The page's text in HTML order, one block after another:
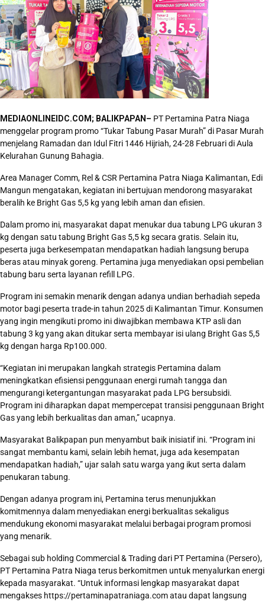
MEDIAONLINEIDC.COM; BALIKPAPAN– PT Pertamina Patra Niaga
menggelar program promo “Tukar Tabung Pasar Murah” di Pasar Murah
menjelang Ramadan dan Idul Fitri 1446 Hijriah, 24-28 Februari di Aula
Kelurahan Gunung Bahagia.
Area Manager Comm, Rel & CSR Pertamina Patra Niaga Kalimantan, Edi
Mangun mengatakan, kegiatan ini bertujuan mendorong masyarakat
beralih ke Bright Gas 5,5 kg yang lebih aman dan efisien.
Dalam promo ini, masyarakat dapat menukar dua tabung LPG ukuran 3
kg dengan satu tabung Bright Gas 5,5 kg secara gratis. Selain itu,
peserta juga berkesempatan mendapatkan hadiah langsung berupa
beras atau minyak goreng. Pertamina juga menyediakan opsi pembelian
tabung baru serta layanan refill LPG.
Program ini semakin menarik dengan adanya undian berhadiah sepeda
motor bagi peserta trade-in tahun 2025 di Kalimantan Timur. Konsumen
yang ingin mengikuti promo ini diwajibkan membawa KTP asli dan
tabung 3 kg yang akan ditukar serta membayar isi ulang Bright Gas 5,5
kg dengan harga Rp100.000.
“Kegiatan ini merupakan langkah strategis Pertamina dalam
meningkatkan efisiensi penggunaan energi rumah tangga dan
mengurangi ketergantungan masyarakat pada LPG bersubsidi.
Program ini diharapkan dapat mempercepat transisi penggunaan Bright
Gas yang lebih berkualitas dan aman,” ucapnya.
Masyarakat Balikpapan pun menyambut baik inisiatif ini. “Program ini
sangat membantu kami, selain lebih hemat, juga ada kesempatan
mendapatkan hadiah,” ujar salah satu warga yang ikut serta dalam
penukaran tabung.
Dengan adanya program ini, Pertamina terus menunjukkan
komitmennya dalam menyediakan energi berkualitas sekaligus
mendukung ekonomi masyarakat melalui berbagai program promosi
yang menarik.
Sebagai sub holding Commercial & Trading dari PT Pertamina (Persero),
PT Pertamina Patra Niaga terus berkomitmen untuk menyalurkan energi
kepada masyarakat. “Untuk informasi lengkap masyarakat dapat
mengakses https://pertaminapatraniaga.com atau dapat langsung